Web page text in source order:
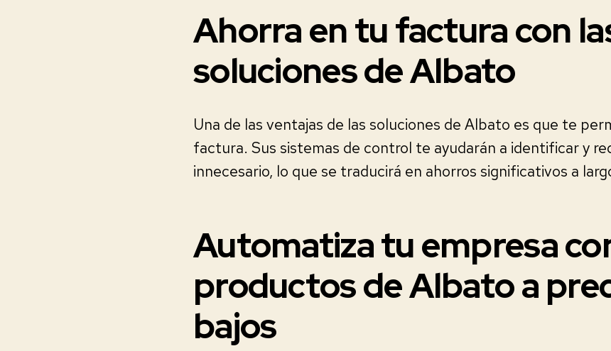
Ahorra en tu factura con
soluciones de Albato
Una de las ventajas de las soluciones de Albato es que te
factura. Sus sistemas de control te ayudarán a identificar y
innecesario, lo que se traducirá en ahorros significativos a
Automatiza tu empresa
productos de Albato a
bajos